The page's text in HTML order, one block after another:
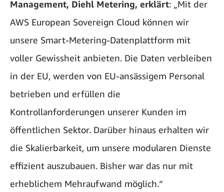
Management, Diehl Metering, erklärt: „Mit der
AWS European Sovereign Cloud können wir
unsere Smart-Metering-Datenplattform mit
voller Gewissheit anbieten. Die Daten verbleiben
in der EU, werden von EU-ansässigem Personal
betrieben und erfüllen die
Kontrollanforderungen unserer Kunden im
öffentlichen Sektor. Darüber hinaus erhalten wir
die Skalierbarkeit, um unsere modularen Dienste
effizient auszubauen. Bisher war das nur mit
erheblichem Mehraufwand möglich.“